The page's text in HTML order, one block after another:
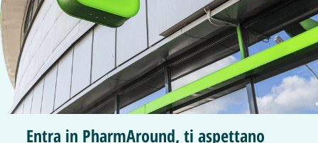
Entra in PharmAround, ti aspettano